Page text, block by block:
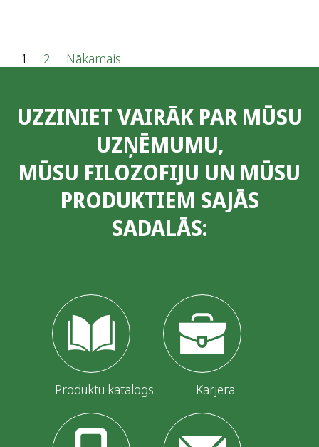
Z
ņ
n
1 2 Nākamais
UZZINIET VAIRĀK PAR MŪSU
UZŅĒMUMU,
MŪSU FILOZOFIJU UN MŪSU
PRODUKTIEM SAJĀS
SADALĀS:
Produktu katalogs Karjera